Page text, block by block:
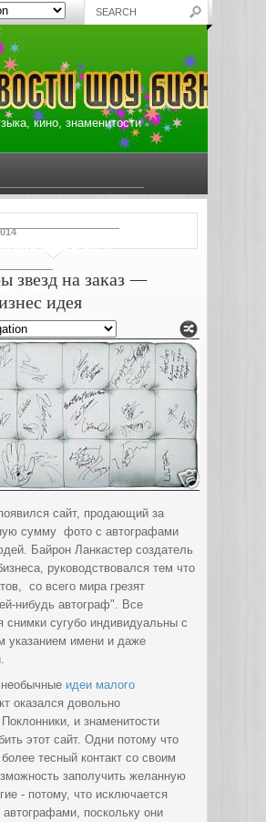
кино, знаменитости
Музыкальные новости
звезд на заказ —
идея
сайт, продающий за
сумму фото с автографами
Байрон Ланкастер создатель
руководствовался тем что
со всего мира грезят
нибудь автограф". Все
сугубо индивидуальны с
указанием имени и даже
идеи малого
оказался довольно
и знаменитости
этот сайт. Одни потому что
тесный контакт со своим
заполучить желанную
- потому, что исключается
автографами, поскольку они